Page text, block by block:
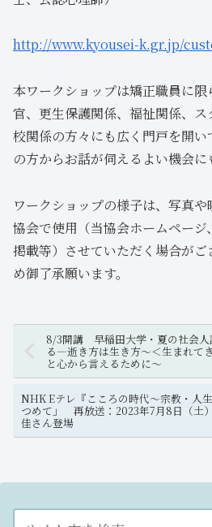
http://www.kyousei-k.gr.jp/
本ワークショップは矯正職員に
官、更生保護関係、福祉関係、
校関係の方々にも広く門戸を開
の方からお話が伺えるよい機会に
ワークショップの様子は、写真
協会で使用（当協会ホームページ
掲載等）させていただく場合が
め御了承願います。
8/3開講 早稲田大学・夏の社会人
る―逝き方は生き方～＜生まれて
と心から言えるために～
NHK Eテレ『こころの時代〜宗教・人
つめて」 再放送：2023年7月8日（土
佳さん登場